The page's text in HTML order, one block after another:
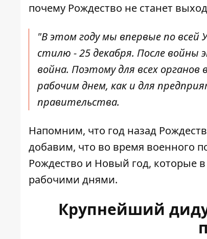
почему Рождество не станет
"В этом году мы впервые по
стилю - 25 декабря. После
война. Поэтому для всех
рабочим днем, как и для
правительства.
Напомним, что год назад
добавим, что во время военного
Рождество и Новый год, которые
рабочими днями.
Крупнейший